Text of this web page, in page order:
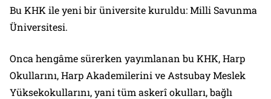
Bu KHK ile yeni bir üniversite kuruldu: Milli Savunma
Üniversitesi.
Onca hengâme sürerken yayımlanan bu KHK, Harp
Okullarını, Harp Akademilerini ve Astsubay Meslek
Yüksekokullarını, yani tüm askerî okulları, bağlı